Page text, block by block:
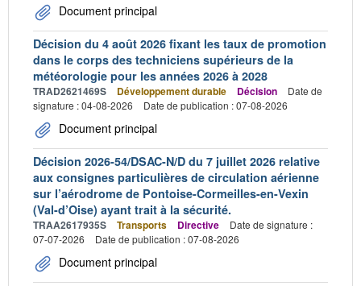
Document principal
Décision du 4 août 2026 fixant les taux de promotion
dans le corps des techniciens supérieurs de la
météorologie pour les années 2026 à 2028
TRAD2621469S Développement durable Décision
Date de
signature : 04-08-2026
Date de publication : 07-08-2026
Document principal
Décision 2026-54/DSAC-N/D du 7 juillet 2026 relative
aux consignes particulières de circulation aérienne
sur l’aérodrome de Pontoise-Cormeilles-en-Vexin
(Val-d’Oise) ayant trait à la sécurité.
TRAA2617935S Transports Directive
Date de signature :
07-07-2026
Date de publication : 07-08-2026
Document principal